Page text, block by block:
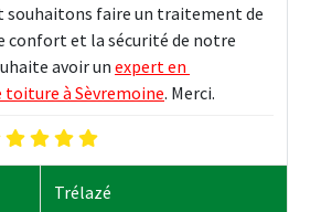
souhaitons faire un traitement de
confort et la sécurité de notre
avoir un expert en
à Sèvremoine. Merci.
Trélazé